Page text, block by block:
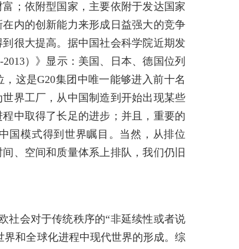
；依附型国家，主要依附于发达国家
内的创新能力来形成日益强大的竞争
很大提高。据中国社会科学院近期发
）》显示：美国、日本、德国位列
这是G20集团中唯一能够进入前十名
界工厂，从中国制造到开始出现某些
中取得了长足的进步；并且，重要的
国模式得到世界瞩目。当然，从排位
、空间和质量体系上排队，我们仍旧
社会对于传统秩序的“非延续性或者说
和全球化进程中现代世界的形成。综